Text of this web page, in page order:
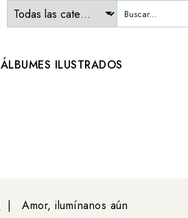
ÁLBUMES ILUSTRADOS
Amor, ilumínanos aún